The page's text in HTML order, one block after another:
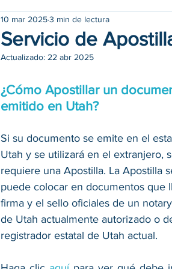
Servicio de
10 mar 20253 min de lectura
Actualizado: 22 abr 2025
¿Cómo Apostillar un
emitido en Utah?
Si su documento se emite en el
Utah y se utilizará en el extranjero,
requiere una Apostilla. La Apostilla
puede colocar en documentos que
firma y el sello oficiales de un
de Utah actualmente autorizado o
registrador estatal de Utah actual.